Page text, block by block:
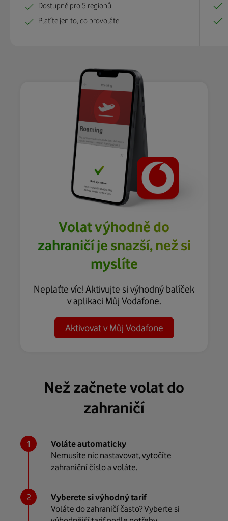
Dostupné pro 5 regionů
Platíte jen to, co provoláte
Volat výhodně do
zahraničí je snazší, než si
myslíte
Neplaťte víc! Aktivujte si výhodný balíček
v aplikaci Můj Vodafone.
Aktivovat v Můj Vodafone
Než začnete volat do
zahraničí
Voláte automaticky
Nemusíte nic nastavovat, vytočíte
zahraniční číslo a voláte.
Vyberete si výhodný tarif
Voláte do zahraničí často? Vyberte si